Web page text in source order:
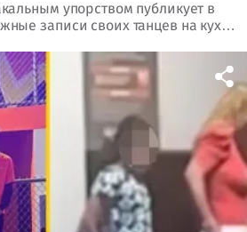
упорством публикует в
записи своих танцев на кухне.